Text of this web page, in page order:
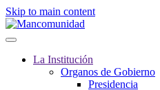
Skip to main content
La Institución
Organos de Gobierno
Presidencia